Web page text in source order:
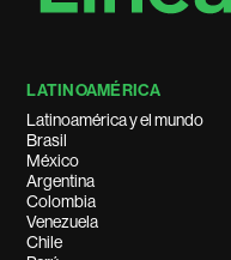
LATINOAMÉRICA
Latinoamérica y el mundo
Brasil
México
Argentina
Colombia
Venezuela
Chile